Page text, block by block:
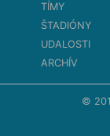
TÍMY
ŠTADIÓNY
UDALOSTI
ARCHÍV
©